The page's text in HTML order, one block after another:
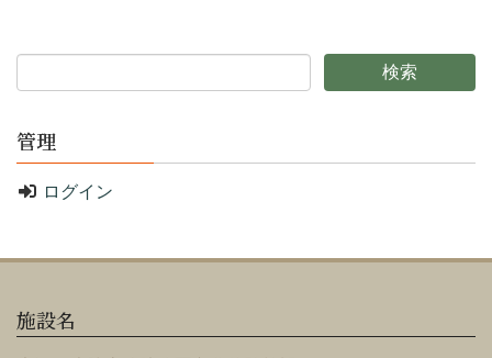
管理
ログイン
施設名